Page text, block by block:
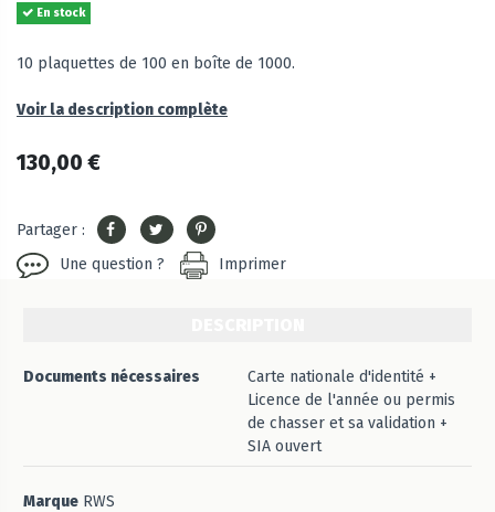
En stock
10 plaquettes de 100 en boîte de 1000.
Voir la description complète
130,00 €
Partager :
Une question ?
Imprimer
Documents nécessaires
Carte nationale d'identité +
Licence de l'année ou permis
de chasser et sa validation +
SIA ouvert
Marque RWS